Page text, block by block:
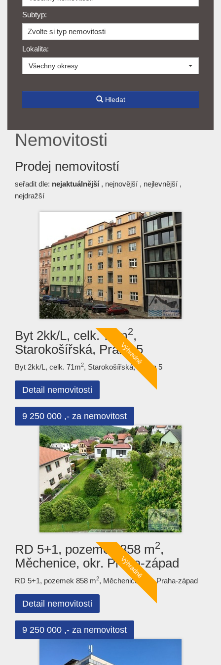
Subtyp:
Zvolte si typ nemovitosti
Lokalita:
Všechny okresy
Hledat
Nemovitosti
Prodej nemovitostí
seřadit dle: nejaktuálnější , nejnovější , nejlevnější ,
nejdražší
Byt 2kk/L, celk. 71m2,
Starokošířská, Praha 5
Byt 2kk/L, celk. 71m2, Starokošířská, Praha 5
Detail nemovitosti
9 250 000 ,- za nemovitost
RD 5+1, pozemek 858 m2,
Měchenice, okr. Praha-západ
RD 5+1, pozemek 858 m2, Měchenice, okr. Praha-západ
Detail nemovitosti
9 250 000 ,- za nemovitost